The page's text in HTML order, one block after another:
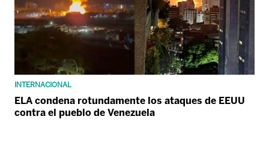
INTERNACIONAL
ELA condena rotundamente los ataques de EEUU
contra el pueblo de Venezuela